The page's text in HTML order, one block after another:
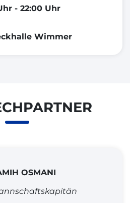
- 22:00 Uhr
Wimmer
OSMANI